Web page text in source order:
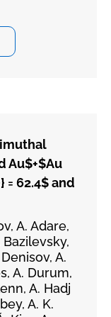
Au$+$Au
= 62.4$ and
A. Adare,
Bazilevsky,
A.
A. Durum,
A. Hadj
A. K.